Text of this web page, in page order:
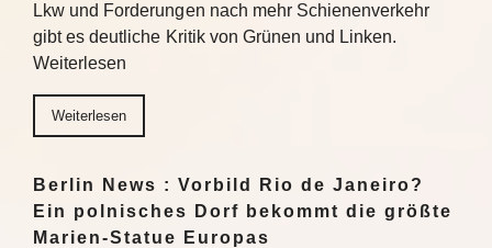
Lkw und Forderungen nach mehr Schienenverkehr
gibt es deutliche Kritik von Grünen und Linken.
Weiterlesen
Weiterlesen
Berlin News : Vorbild Rio de Janeiro?
Ein polnisches Dorf bekommt die größte
Marien-Statue Europas